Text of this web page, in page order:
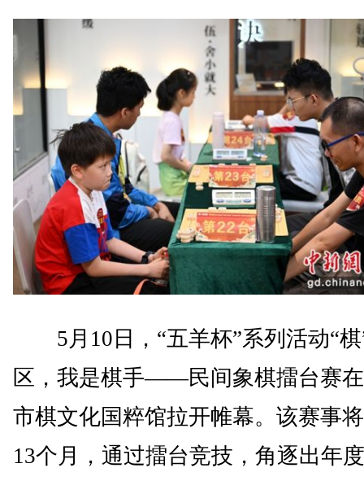
5月10日，“五羊杯”系列活动“棋
区，我是棋手——民间象棋擂台赛
市棋文化国粹馆拉开帷幕。该赛事
13个月，通过擂台竞技，角逐出年